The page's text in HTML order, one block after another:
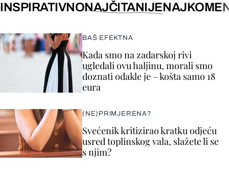
INSPIRATIVNONAJČITANIJE
BAŠ EFEKTNA
Kada smo na zadarskoj rivi
ugledali ovu haljinu, morali smo
doznati odakle je – košta samo 18
eura
(NE)PRIMJERENA?
Svećenik kritizirao kratku odjeću
usred toplinskog vala, slažete li se
s njim?